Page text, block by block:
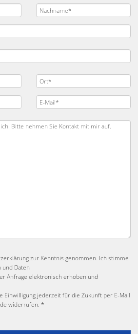
zur Kenntnis genommen. Ich stimme
und Daten
Anfrage elektronisch erhoben und
Einwilligung jederzeit für die Zukunft per E-Mail
widerrufen. *